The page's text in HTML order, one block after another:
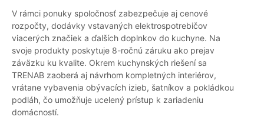
V rámci ponuky spoločnosť zabezpečuje aj cenové
rozpočty, dodávky vstavaných elektrospotrebičov
viacerých značiek a ďalších doplnkov do kuchyne. Na
svoje produkty poskytuje 8-ročnú záruku ako prejav
záväzku ku kvalite. Okrem kuchynských riešení sa
TRENAB zaoberá aj návrhom kompletných interiérov,
vrátane vybavenia obývacích izieb, šatníkov a pokládkou
podláh, čo umožňuje ucelený prístup k zariadeniu
domácností.